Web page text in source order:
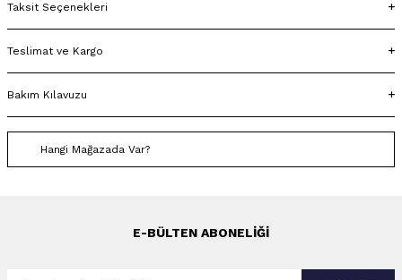
Taksit Seçenekleri
Teslimat ve Kargo
Bakım Kılavuzu
Hangi Mağazada Var?
E-BÜLTEN ABONELIĞI